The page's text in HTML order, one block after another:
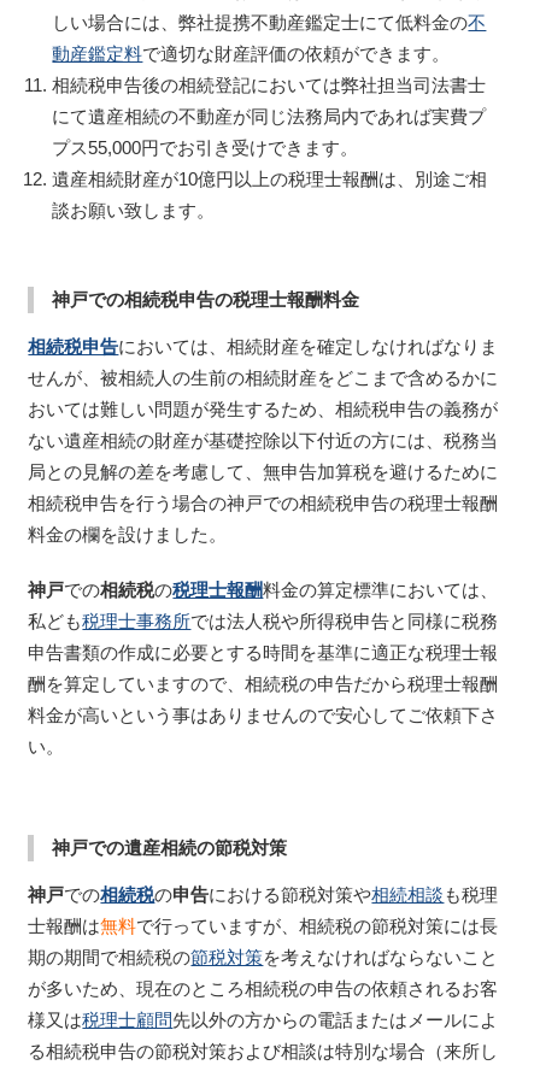
しい場合には、弊社提携不動産鑑定士にて低料金の不
動産鑑定料で適切な財産評価の依頼ができます。
相続税申告後の相続登記においては弊社担当司法書士
にて遺産相続の不動産が同じ法務局内であれば実費プ
プス55,000円でお引き受けできます。
遺産相続財産が10億円以上の税理士報酬は、別途ご相
談お願い致します。
神戸での相続税申告の税理士報酬料金
相続税申告においては、相続財産を確定しなければなりま
せんが、被相続人の生前の相続財産をどこまで含めるかに
おいては難しい問題が発生するため、相続税申告の義務が
ない遺産相続の財産が基礎控除以下付近の方には、税務当
局との見解の差を考慮して、無申告加算税を避けるために
相続税申告を行う場合の神戸での相続税申告の税理士報酬
料金の欄を設けました。
神戸での相続税の税理士報酬料金の算定標準においては、
私ども税理士事務所では法人税や所得税申告と同様に税務
申告書類の作成に必要とする時間を基準に適正な税理士報
酬を算定していますので、相続税の申告だから税理士報酬
料金が高いという事はありませんので安心してご依頼下さ
い。
神戸での遺産相続の節税対策
神戸での相続税の申告における節税対策や相続相談 も税理
士報酬は無料で行っていますが、相続税の節税対策には長
期の期間で相続税の節税対策を考えなければならないこと
が多いため、現在のところ相続税の申告の依頼されるお客
様又は税理士顧問先以外の方からの電話またはメールによ
る相続税申告の節税対策および相談は特別な場合（来所し